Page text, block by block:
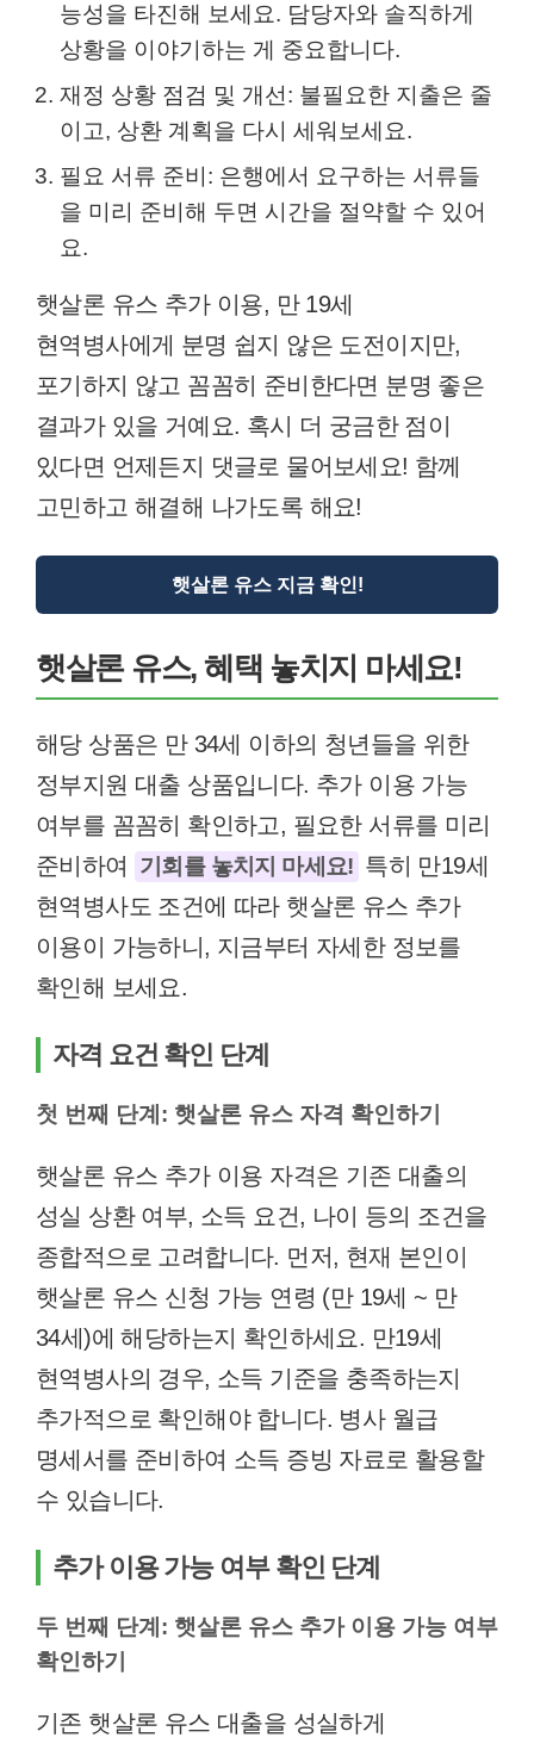
능성을 타진해 보세요. 담당자와 솔직하게
상황을 이야기하는 게 중요합니다.
재정 상황 점검 및 개선: 불필요한 지출은 줄
이고, 상환 계획을 다시 세워보세요.
필요 서류 준비: 은행에서 요구하는 서류들
을 미리 준비해 두면 시간을 절약할 수 있어
요.
햇살론 유스 추가 이용, 만 19세
현역병사에게 분명 쉽지 않은 도전이지만,
포기하지 않고 꼼꼼히 준비한다면 분명 좋은
결과가 있을 거예요. 혹시 더 궁금한 점이
있다면 언제든지 댓글로 물어보세요! 함께
고민하고 해결해 나가도록 해요!
햇살론 유스 지금 확인!
햇살론 유스, 혜택 놓치지 마세요!
해당 상품은 만 34세 이하의 청년들을 위한
정부지원 대출 상품입니다. 추가 이용 가능
여부를 꼼꼼히 확인하고, 필요한 서류를 미리
준비하여
기회를 놓치지 마세요! 특히 만19세
현역병사도 조건에 따라 햇살론 유스 추가
이용이 가능하니, 지금부터 자세한 정보를
확인해 보세요.
자격 요건 확인 단계
첫 번째 단계: 햇살론 유스 자격 확인하기
햇살론 유스 추가 이용 자격은 기존 대출의
성실 상환 여부, 소득 요건, 나이 등의 조건을
종합적으로 고려합니다. 먼저, 현재 본인이
햇살론 유스 신청 가능 연령 (만 19세 ~ 만
34세)에 해당하는지 확인하세요. 만19세
현역병사의 경우, 소득 기준을 충족하는지
추가적으로 확인해야 합니다. 병사 월급
명세서를 준비하여 소득 증빙 자료로 활용할
수 있습니다.
추가 이용 가능 여부 확인 단계
두 번째 단계: 햇살론 유스 추가 이용 가능 여부
확인하기
기존 햇살론 유스 대출을 성실하게